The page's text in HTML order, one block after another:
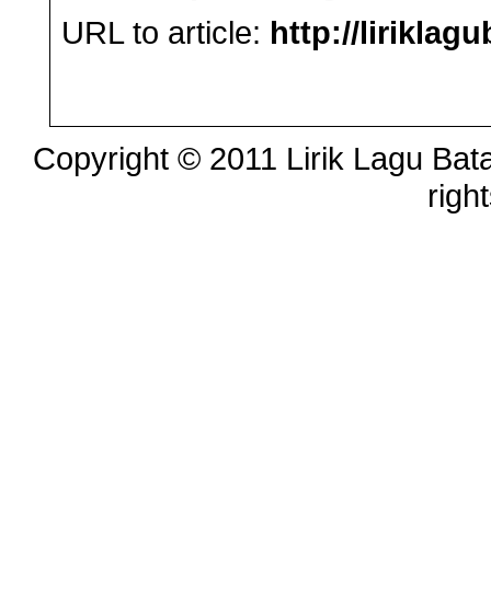
URL to article: http://
Copyright © 2011 Lirik Lagu